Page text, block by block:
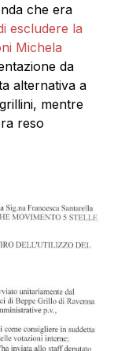
che era
escludere la
Michela
da
alternativa a
mentre
reso